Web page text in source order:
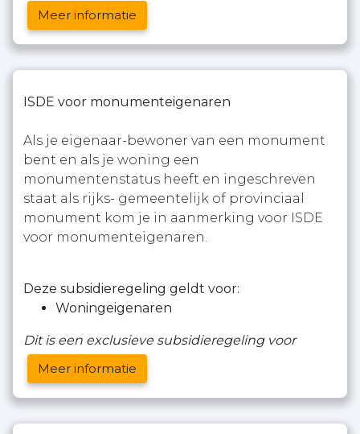
Meer informatie
ISDE voor monumenteigenaren
Als je eigenaar-bewoner van een monument
bent en als je woning een
monumentenstatus heeft en ingeschreven
staat als rijks- gemeentelijk of provinciaal
monument kom je in aanmerking voor ISDE
voor monumenteigenaren.
Deze subsidieregeling geldt voor:
Woningeigenaren
Dit is een exclusieve subsidieregeling voor
Meer informatie